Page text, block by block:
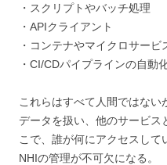
・スクリプトやバッチ処理
・APIクライアント
・コンテナやマイクロサービ
・CI/CDパイプラインの自動
これらはすべて人間ではな
データを扱い、他のサービス
こで、誰が何にアクセスして
NHIの管理が不可欠になる。